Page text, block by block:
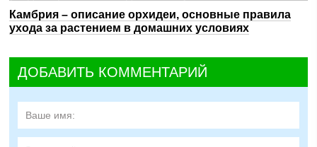
Камбрия – описание орхидеи, основные правила
ухода за растением в домашних условиях
ДОБАВИТЬ КОММЕНТАРИЙ